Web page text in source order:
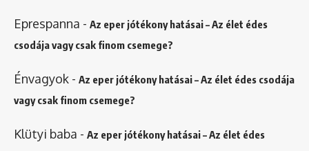
Eprespanna - Az eper jótékony hatásai – Az élet édes
csodája vagy csak finom csemege?
Énvagyok - Az eper jótékony hatásai – Az élet édes csodája
vagy csak finom csemege?
Klütyi baba - Az eper jótékony hatásai – Az élet édes